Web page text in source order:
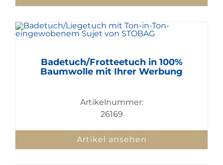
Badetuch/Frotteetuch in 100%
Baumwolle mit Ihrer Werbung
Artikelnummer:
26169
Artikel ansehen